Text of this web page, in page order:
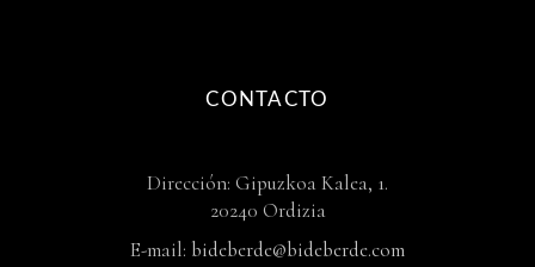
CONTACTO
Dirección: Gipuzkoa Kalea, 1.
20240 Ordizia
E-mail: bideberde@bideberde.com